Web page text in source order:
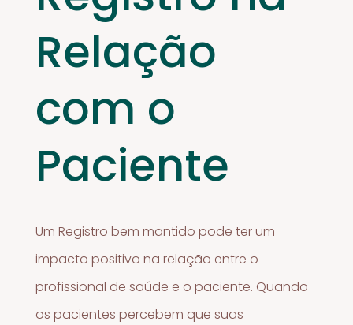
Relação
com o
Paciente
Um Registro bem mantido pode ter um
impacto positivo na relação entre o
profissional de saúde e o paciente. Quando
os pacientes percebem que suas